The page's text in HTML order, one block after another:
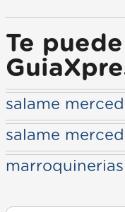
Te
salame
salame